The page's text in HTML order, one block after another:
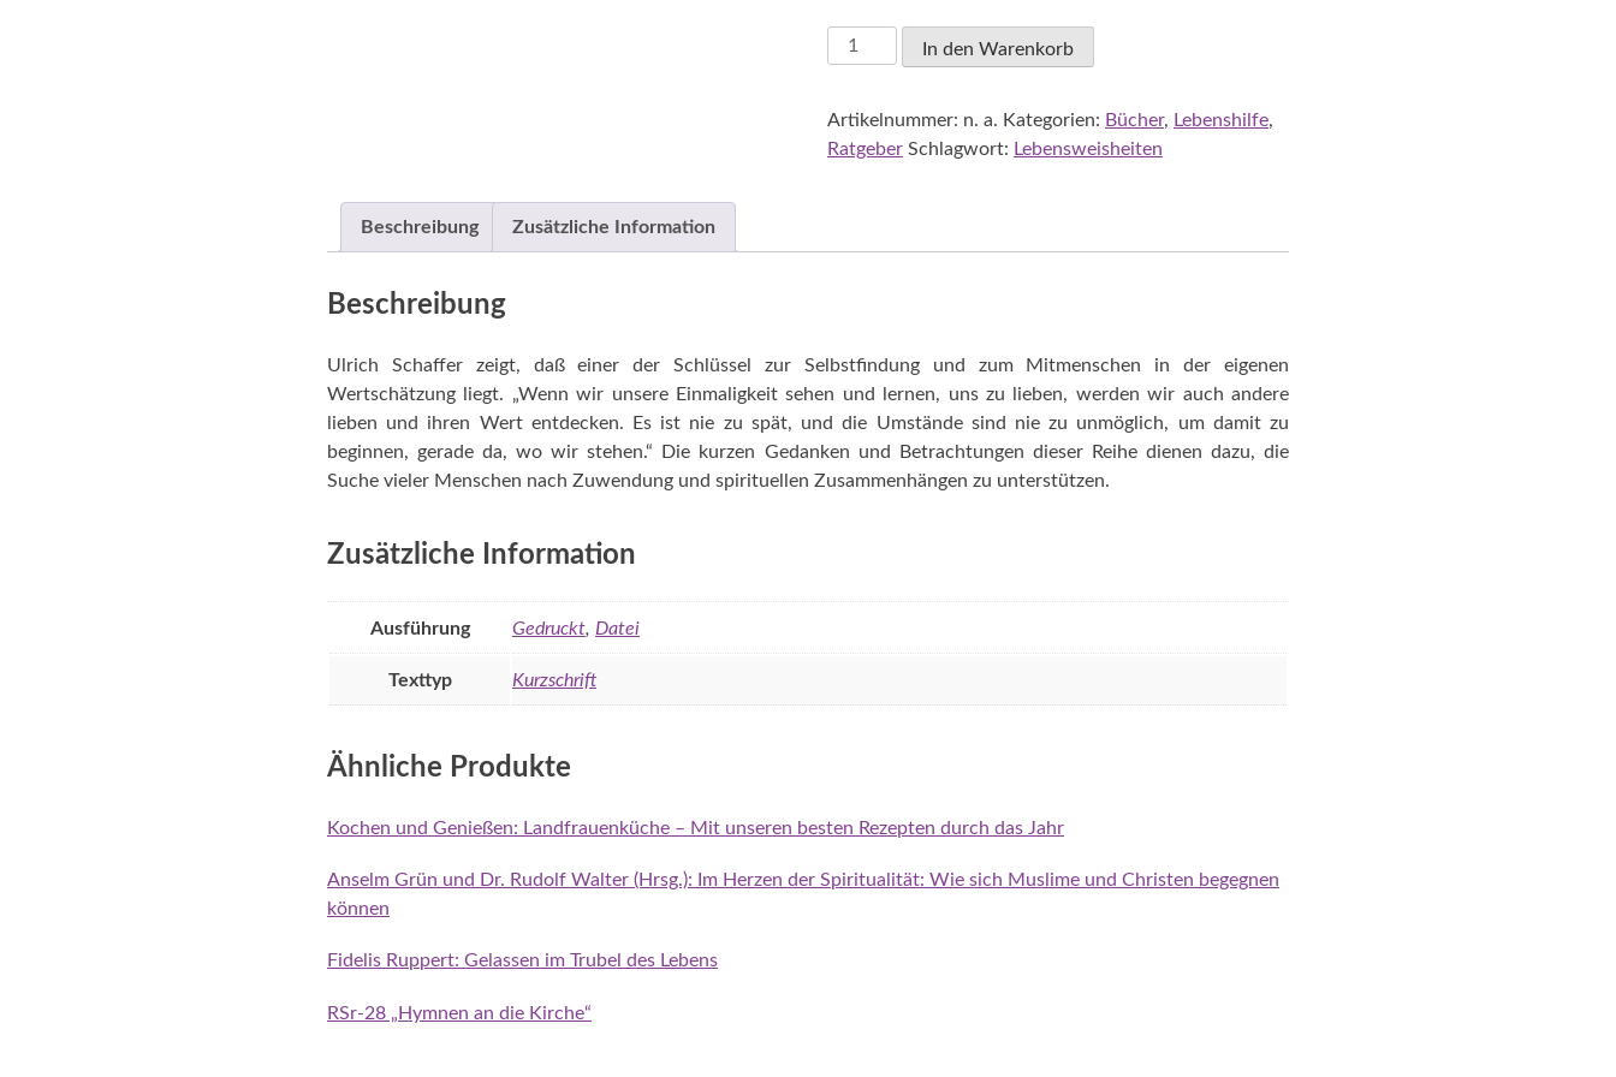
Schaffer,
Ulrich:
bist
einzigartig
In den Warenkorb
Artikelnummer: n. a. Kategorien: Bücher, Lebenshilfe,
Ratgeber Schlagwort: Lebensweisheiten
Beschreibung Zusätzliche Information
Beschreibung
Ulrich Schaffer zeigt, daß einer der Schlüssel zur Selbstfindung und zum Mitmenschen in der eigenen
Wertschätzung liegt. „Wenn wir unsere Einmaligkeit sehen und lernen, uns zu lieben, werden wir auch andere
lieben und ihren Wert entdecken. Es ist nie zu spät, und die Umstände sind nie zu unmöglich, um damit zu
beginnen, gerade da, wo wir stehen.“ Die kurzen Gedanken und Betrachtungen dieser Reihe dienen dazu, die
Suche vieler Menschen nach Zuwendung und spirituellen Zusammenhängen zu unterstützen.
Zusätzliche Information
Ausführung Gedruckt, Datei
Texttyp Kurzschrift
Ähnliche Produkte
Kochen und Genießen: Landfrauenküche – Mit unseren besten Rezepten durch das Jahr
Anselm Grün und Dr. Rudolf Walter (Hrsg.): Im Herzen der Spiritualität: Wie sich Muslime und Christen begegnen
können
Fidelis Ruppert: Gelassen im Trubel des Lebens
RSr-28 „Hymnen an die Kirche“